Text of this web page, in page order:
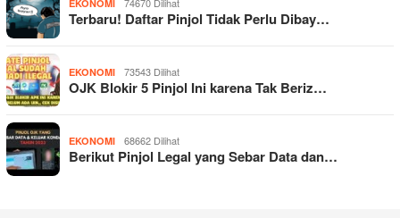
EKONOMI
Terbaru! Daftar Pinjol Tidak Perlu Dibay…
EKONOMI 73543 Dilihat
OJK Blokir 5 Pinjol Ini karena Tak Beriz…
EKONOMI 68662 Dilihat
Berikut Pinjol Legal yang Sebar Data dan…